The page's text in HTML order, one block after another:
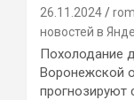
26.11.2024
новостей в
Похолодание
Воронежской
прогнозируют